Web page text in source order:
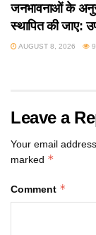
जनभावनाओं के
स्थापित की जाए:
AUGUST 8, 2026 9
Leave a
Your email
marked *
Comment *